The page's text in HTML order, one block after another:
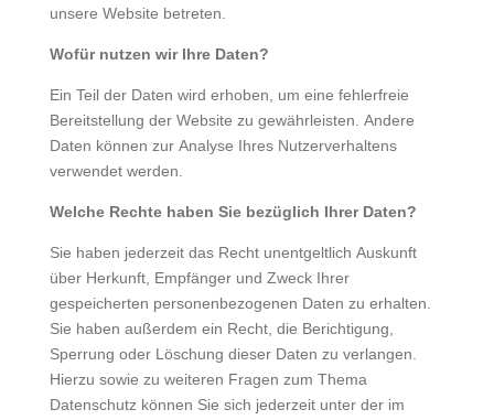
unsere Website betreten.
Wofür nutzen wir Ihre Daten?
Ein Teil der Daten wird erhoben, um eine fehlerfreie
Bereitstellung der Website zu gewährleisten. Andere
Daten können zur Analyse Ihres Nutzerverhaltens
verwendet werden.
Welche Rechte haben Sie bezüglich Ihrer Daten?
Sie haben jederzeit das Recht unentgeltlich Auskunft
über Herkunft, Empfänger und Zweck Ihrer
gespeicherten personenbezogenen Daten zu erhalten.
Sie haben außerdem ein Recht, die Berichtigung,
Sperrung oder Löschung dieser Daten zu verlangen.
Hierzu sowie zu weiteren Fragen zum Thema
Datenschutz können Sie sich jederzeit unter der im